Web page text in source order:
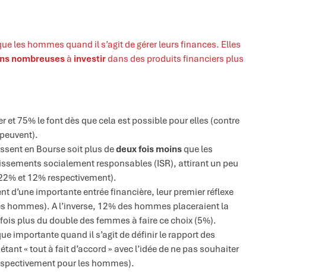
les hommes quand il s’agit de gérer leurs finances. Elles
nombreusesà investirdans des produits financiers plus
et 75% le font dès que cela est possible pour elles (contre
en Bourse soit plus dedeux fois moinsque les
socialement responsables (ISR), attirant un peu
et 12% respectivement).
d’une importante entrée financière, leur premier réflexe
hommes). A l’inverse, 12% des hommes placeraient la
plus du double des femmes à faire ce choix (5%).
importante quand il s’agit de définir le rapport des
« tout à fait d’accord » avec l’idée de ne pas souhaiter
pour les hommes).